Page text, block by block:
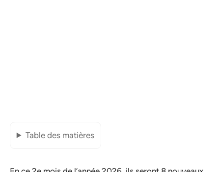
Table des matières